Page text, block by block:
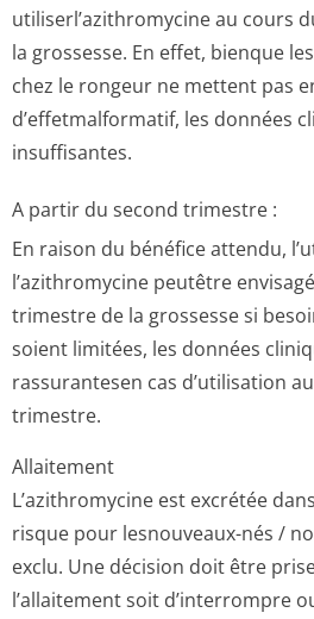
utiliserl’azit­hromycine au cours
la grossesse. En effet, bienque
chez le rongeur ne mettent pas
d’effetmalformatif, les données
insuffisantes.
A partir du second trimestre :
En raison du bénéfice attendu,
l’azithromycine peutêtre
trimestre de la grossesse si
soient limitées, les données
rassurantesen cas d’utilisation
trimestre.
Allaitement
L’azithromycine est excrétée
risque pour lesnouveaux-nés /
exclu. Une décision doit être
l’allaitement soit d’interrompre